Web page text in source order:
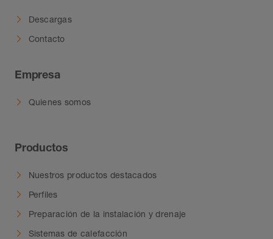
Descargas
Contacto
Empresa
Quienes somos
Productos
Nuestros productos destacados
Perfiles
Preparación de la instalación y drenaje
Sistemas de calefacción